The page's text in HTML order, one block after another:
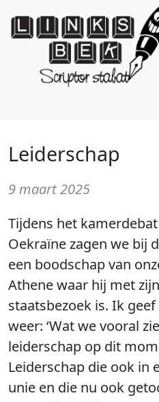
Leiderschap
9 maart 2025
Tijdens het
Oekraïne zagen we bij
een boodschap van
Athene waar hij met
staatsbezoek is. Ik
weer: ‘Wat we vooral
leiderschap op dit
Leiderschap die ook in
unie en die nu ook